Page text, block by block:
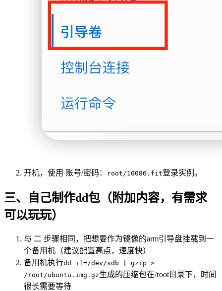
开机，使用 账号/密码： root/10086.fit登录实例。
三、自己制作dd包（附加内容，有需求
可以玩玩）
与 二 步骤相同，把想要作为镜像的arm引导盘挂载到一
个备用机（建议配置高点，速度快）
备用机执行dd if=/dev/sdb | gzip >
/root/ubuntu.img.gz生成的压缩包在/root目录下，时间
很长需要等待